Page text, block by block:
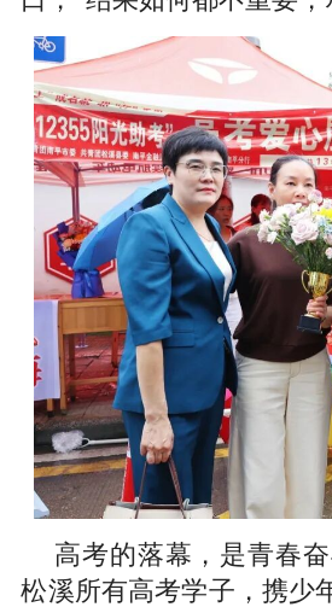
高考的落幕，是青春
松溪所有高考学子，携少